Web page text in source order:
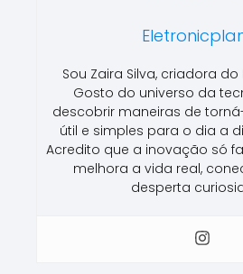
Sou Zaira Silva, criadora do
Gosto do universo da
descobrir maneiras de
útil e simples para o dia a
Acredito que a inovação só
melhora a vida real,
desperta